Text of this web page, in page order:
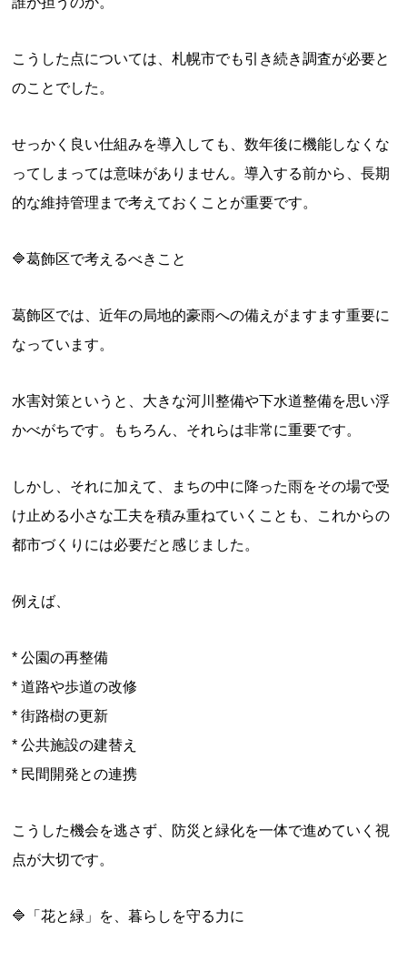
こうした点については、札幌市でも引き続き調査が必要と
のことでした。
せっかく良い仕組みを導入しても、数年後に機能しなくな
ってしまっては意味がありません。導入する前から、長期
的な維持管理まで考えておくことが重要です。
🔷葛飾区で考えるべきこと
葛飾区では、近年の局地的豪雨への備えがますます重要に
なっています。
水害対策というと、大きな河川整備や下水道整備を思い浮
かべがちです。もちろん、それらは非常に重要です。
しかし、それに加えて、まちの中に降った雨をその場で受
け止める小さな工夫を積み重ねていくことも、これからの
都市づくりには必要だと感じました。
例えば、
* 公園の再整備
* 道路や歩道の改修
* 街路樹の更新
* 公共施設の建替え
* 民間開発との連携
こうした機会を逃さず、防災と緑化を一体で進めていく視
点が大切です。
🔷「花と緑」を、暮らしを守る力に